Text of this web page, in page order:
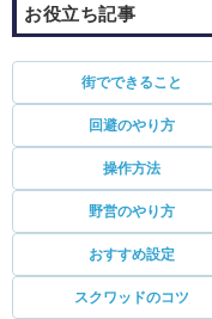
お役立ち記事
街でできること
回避のやり方
操作方法
野営のやり方
おすすめ設定
スクワッドのコツ